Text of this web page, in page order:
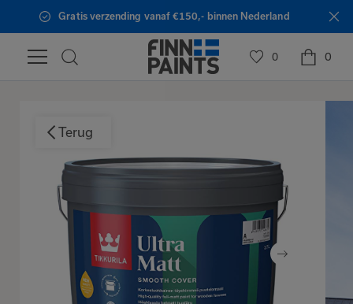
Gratis verzending vanaf €150,- binnen Nederland
0 0
Terug